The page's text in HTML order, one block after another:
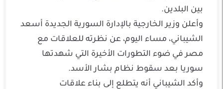
بين البلدين.
وأعلن وزير الخارجية بالإدارة السورية الجديدة أسعد
الشيباني، مساء اليوم، عن نظرته للعلاقات مع
مصر في ضوء التطورات الأخيرة التي شهدتها
سوريا بعد سقوط نظام بشار الأسد.
وأكد الشيباني أنه يتطلع إلى بناء علاقات